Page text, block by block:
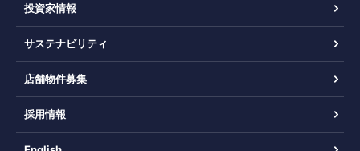
投資家情報
サステナビリティ
店舗物件募集
採用情報